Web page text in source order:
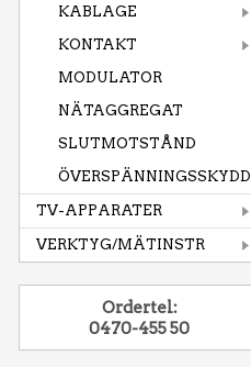
KABLAGE
KONTAKT
MODULATOR
NÄTAGGREGAT
SLUTMOTSTÅND
ÖVERSPÄNNINGSSKYDD
TV-APPARATER
VERKTYG/MÄTINSTR
Ordertel:
0470-455 50